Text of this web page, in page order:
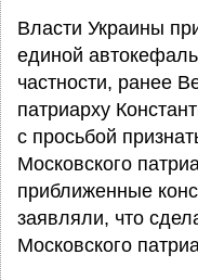
Власти Украины
единой
частности, ранее
патриарху
с просьбой
Московского
приближенные
заявляли, что
Московского